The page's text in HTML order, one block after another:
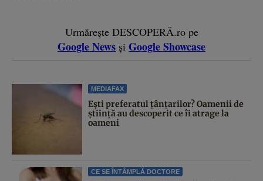
Urmărește DESCOPERĂ.ro pe
Google News și Google Showcase
MEDIAFAX
Ești preferatul țânțarilor? Oamenii de
știință au descoperit ce îi atrage la
oameni
CE SE ÎNTÂMPLĂ DOCTORE